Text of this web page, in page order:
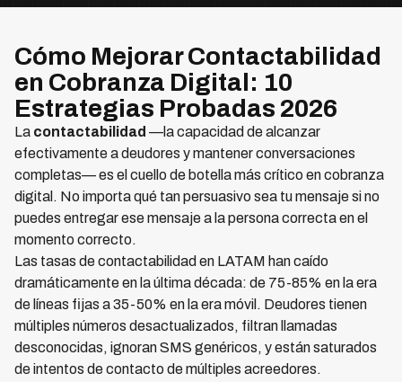
Cómo Mejorar Contactabilidad
en Cobranza Digital: 10
Estrategias Probadas 2026
La contactabilidad —la capacidad de alcanzar
efectivamente a deudores y mantener conversaciones
completas— es el cuello de botella más crítico en cobranza
digital. No importa qué tan persuasivo sea tu mensaje si no
puedes entregar ese mensaje a la persona correcta en el
momento correcto.
Las tasas de contactabilidad en LATAM han caído
dramáticamente en la última década: de 75-85% en la era
de líneas fijas a 35-50% en la era móvil. Deudores tienen
múltiples números desactualizados, filtran llamadas
desconocidas, ignoran SMS genéricos, y están saturados
de intentos de contacto de múltiples acreedores.